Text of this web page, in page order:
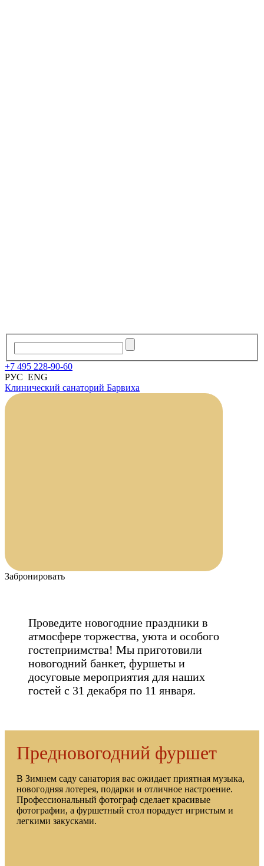
+7 495 228-90-60
РУС ENG
Клинический санаторий Барвиха
Забронировать
Проведите новогодние праздники в
атмосфере торжества, уюта и особого
гостеприимства! Мы приготовили
новогодний банкет, фуршеты и
досуговые мероприятия для наших
гостей с 31 декабря по 11 января.
Предновогодний фуршет
В Зимнем саду санатория вас ожидает приятная музыка,
новогодняя лотерея, подарки и отличное настроение.
Профессиональный фотограф сделает красивые
фотографии, а фуршетный стол порадует игристым и
легкими закусками.